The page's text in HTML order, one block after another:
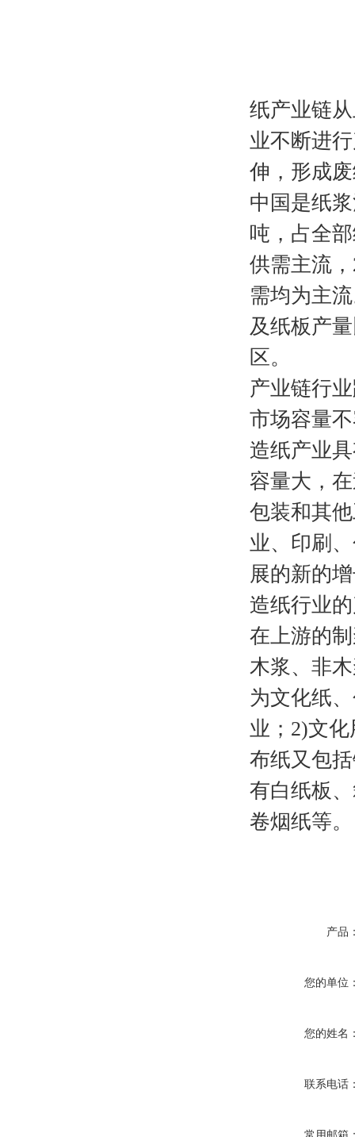
纸产业链
业不断进
伸，形成
中国是纸
吨，占全
供需主流
需均为主
及纸板产
区。
产业链行
市场容量
造纸产业
容量大，
包装和其
业、印刷
展的新的
造纸行业
在上游的
木浆、非
为文化纸
业；2)文
布纸又包
有白纸板
卷烟纸等。
产品
您的单位
您的姓名
联系电话